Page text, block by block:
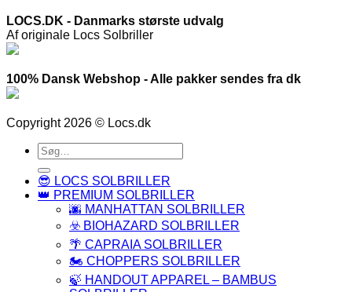
LOCS.DK - Danmarks største udvalg
Af originale Locs Solbriller
100% Dansk Webshop - Alle pakker sendes fra dk
Copyright 2026 © Locs.dk
Søg
efter:
😎 LOCS SOLBRILLER
👑 PREMIUM SOLBRILLER
🌆 MANHATTAN SOLBRILLER
☣️ BIOHAZARD SOLBRILLER
🌴 CAPRAIA SOLBRILLER
🏍️ CHOPPERS SOLBRILLER
🍃 HANDOUT APPAREL – BAMBUS